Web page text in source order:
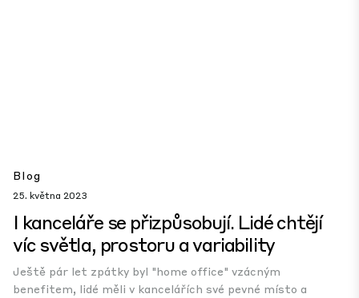
Blog
25. května 2023
I kanceláře se přizpůsobují. Lidé chtějí
víc světla, prostoru a variability
Ještě pár let zpátky byl "home office" vzácným
benefitem, lidé měli v kancelářích své pevné místo a